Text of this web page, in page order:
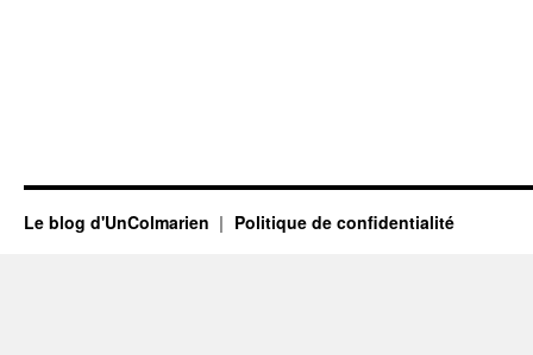
Le blog d'UnColmarien Politique de confidentialité